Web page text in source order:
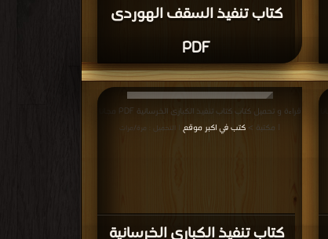
كتاب تنفيذ السقف الهوردى
PDF
قراءة و تحميل كتاب كتاب تنفيذ الكبارى الخرسانية PDF مجانا
| مكتبة > كتب في اكبر موقع | التحميل : مرة/مرات